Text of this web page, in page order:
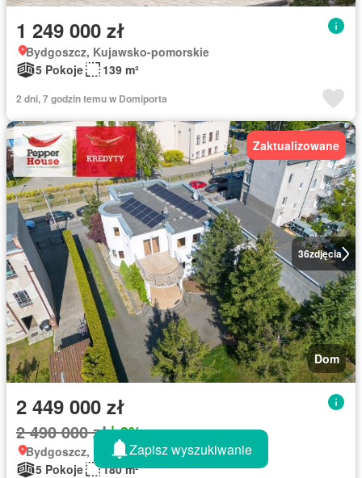
1 249 000 zł
Bydgoszcz, Kujawsko-pomorskie
5 Pokoje
139 m²
2 dni, 7 godzin temu w Domiporta
36zdjęcia
Zaktualizowane
Dom
2 449 000 zł
2 490 000 zł 2%
Bydgoszcz, Kujawsko-pomorskie
5 Pokoje
180 m²
Zapisz wyszukiwanie